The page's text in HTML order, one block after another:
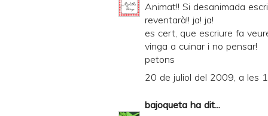
Animat!! Si desanimada
reventarà!! ja! ja!
es cert, que escriure fa
vinga a cuinar i no pensar!
petons
20 de juliol del 2009, a les
bajoqueta ha dit...